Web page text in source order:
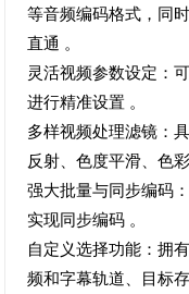
等音频编码格式，同
直通 。
灵活视频参数设定：
进行精准设置 。
多样视频处理滤镜：
反射、色度平滑、色
强大批量与同步编码
实现同步编码 。
自定义选择功能：拥
频和字幕轨道、目标